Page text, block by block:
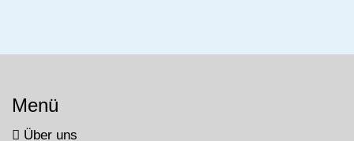
Menü
Über uns